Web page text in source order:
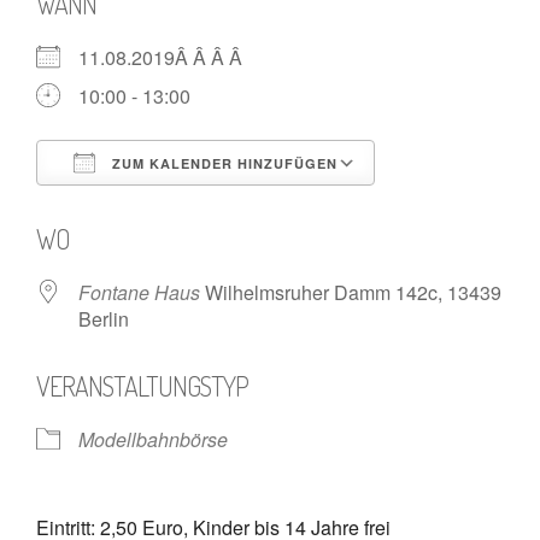
11.08.2019Â Â Â Â
10:00 - 13:00
ZUM KALENDER HINZUFÜGEN
WO
Fontane HausWilhelmsruher Damm 142c, 13439
Berlin
VERANSTALTUNGSTYP
Modellbahnbörse
Eintritt: 2,50 Euro, Kinder bis 14 Jahre frei